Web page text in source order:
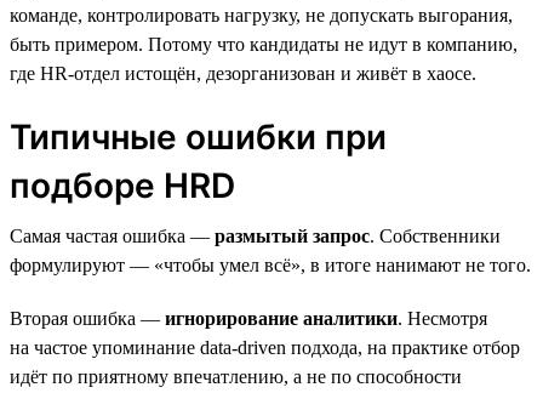
команде, контролировать нагрузку, не допускать выгорания,
быть примером. Потому что кандидаты не идут в компанию,
где HR-отдел истощён, дезорганизован и живёт в хаосе.
Типичные ошибки при
подборе HRD
Самая частая ошибка — размытый запрос. Собственники
формулируют — «чтобы умел всё», в итоге нанимают не того.
Вторая ошибка — игнорирование аналитики. Несмотря
на частое упоминание data-driven подхода, на практике отбор
идёт по приятному впечатлению, а не по способности